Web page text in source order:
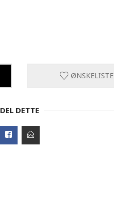
ØNSKELISTE
DEL DETTE